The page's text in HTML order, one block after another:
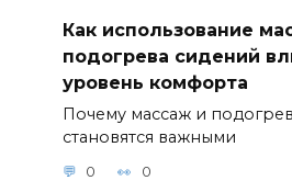
Как использование
подогрева сидений
уровень комфорта
Почему массаж и
становятся важными
0 0